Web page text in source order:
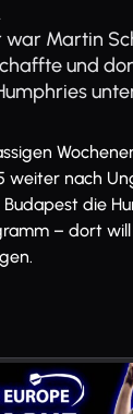
war Martin
und
weiter nach
die
– dort